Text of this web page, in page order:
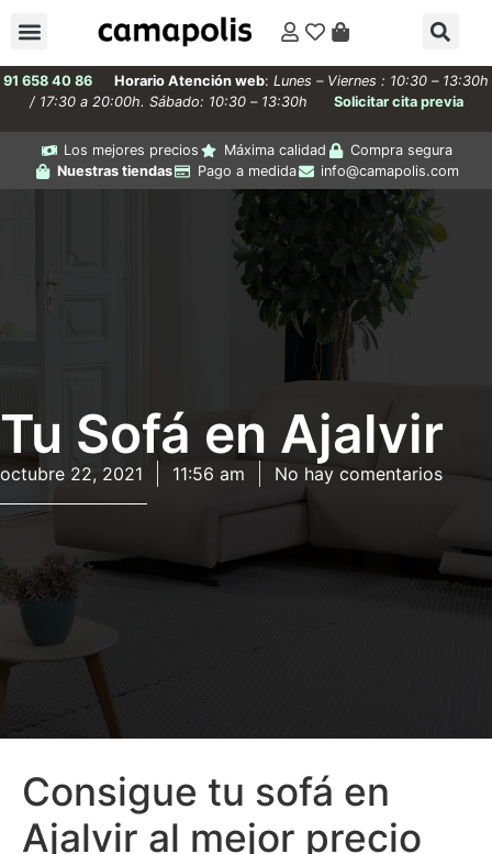
91 658 40 86 Horario Atención web: Lunes – Viernes : 10:30 – 13:30h
/ 17:30 a 20:00h. Sábado: 10:30 – 13:30h
Solicitar cita previa
Los mejores precios Máxima calidad
Compra segura
Nuestras tiendas
Pago a medida info@camapolis.com
Tu Sofá en Ajalvir
octubre 22, 2021 11:56 am No hay comentarios
Consigue tu sofá en
Ajalvir al mejor precio